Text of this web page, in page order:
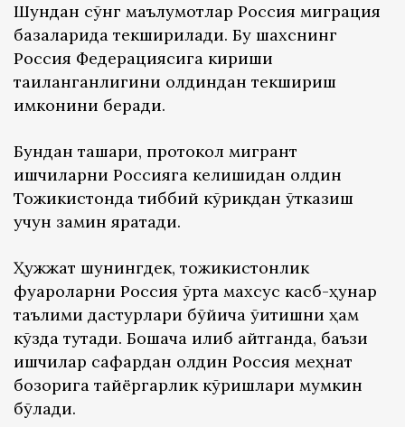
Шундан сўнг маълумотлар Россия миграция
базаларида текширилади. Бу шахснинг
Россия Федерациясига кириши
тақиқланганлигини олдиндан текшириш
имконини беради.
Бундан ташқари, протокол мигрант
ишчиларни Россияга келишидан олдин
Тожикистонда тиббий кўрикдан ўтказиш
учун замин яратади.
Ҳужжат шунингдек, тожикистонлик
фуқароларни Россия ўрта махсус касб-ҳунар
таълими дастурлари бўйича ўқитишни ҳам
кўзда тутади. Бошқача қилиб айтганда, баъзи
ишчилар сафардан олдин Россия меҳнат
бозорига тайёргарлик кўришлари мумкин
бўлади.